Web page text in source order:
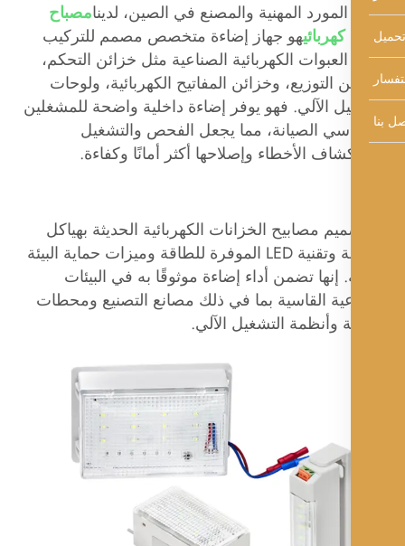
المهنية والمصنع في الصين، لدينامصباح
هو جهاز إضاءة متخصص مصمم للتركيب
الكهربائية الصناعية مثل خزائن التحكم،
التوزيع، وخزائن المفاتيح الكهربائية، ولوحات
الآلي. فهو يوفر إضاءة داخلية واضحة للمشغلين
الصيانة، مما يجعل الفحص والتشغيل
الأخطاء وإصلاحها أكثر أمانًا وكفاءة.
مصابيح الخزانات الكهربائية الحديثة بهياكل
مدمجة وتقنية LED الموفرة للطاقة وميزات حماية البيئة
إنها تضمن أداء إضاءة موثوقًا به في البيئات
القاسية بما في ذلك مصانع التصنيع ومحطات
وأنظمة التشغيل الآلي.